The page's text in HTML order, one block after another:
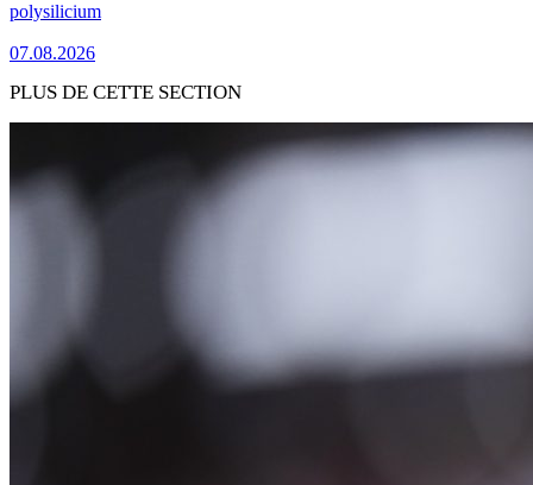
polysilicium
07.08.2026
PLUS DE CETTE SECTION